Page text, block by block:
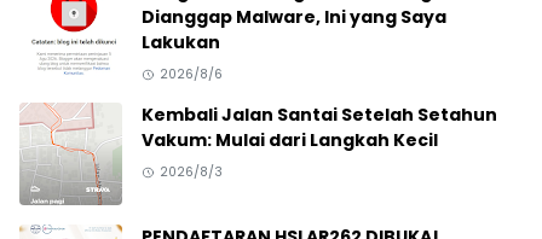
Dianggap Malware, Ini yang Saya
Lakukan
2026/8/6
Kembali Jalan Santai Setelah Setahun
Vakum: Mulai dari Langkah Kecil
2026/8/3